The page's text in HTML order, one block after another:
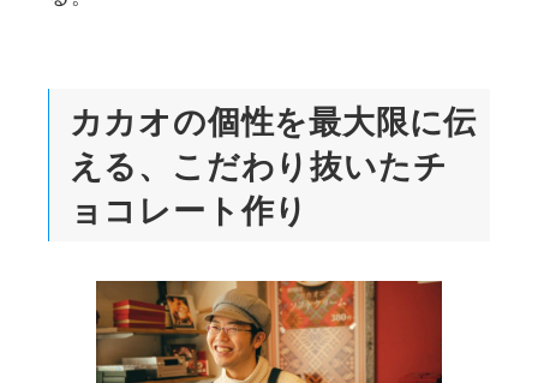
カカオの個性を最大限に伝
える、こだわり抜いたチ
ョコレート作り